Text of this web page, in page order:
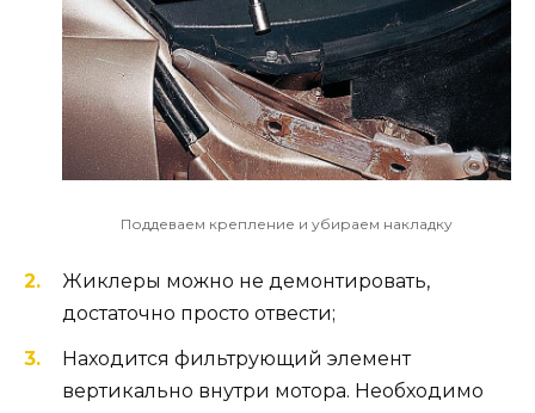
Поддеваем крепление и убираем накладку
Жиклеры можно не демонтировать,
достаточно просто отвести;
Находится фильтрующий элемент
вертикально внутри мотора. Необходимо